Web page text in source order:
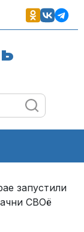
запустили
СВОё